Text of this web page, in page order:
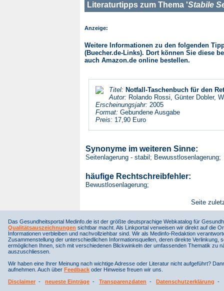
Literaturtipps zum Thema 'Stabile
Anzeige:
Weitere Informationen zu den folgenden
(Buecher.de-Links). Dort können Sie diese
auch Amazon.de online bestellen.
Titel: Notfall-Taschenbuch für den
Autor: Rolando Rossi, Günter Dobler,
Erscheinungsjahr: 2005
Format: Gebundene Ausgabe
Preis: 17,90 Euro
Synonyme im weiteren Sinne:
Seitenlagerung - stabil; Bewusstlosenlagerung;
häufige Rechtschreibfehler:
Bewustlosenlagerung;
Seite
Das Gesundheitsportal Medinfo.de ist der größte deutsprachige Webkatalog für
Qualitätsauszeichnungen sichtbar macht. Als Linkportal verweisen wir direkt auf die
Informationen verbleiben und nachvollziehbar sind. Wir als Medinfo-Redaktion
Zusammenstellung der unterschiedlichen Informationsquellen, deren direkte
ermöglichen Ihnen, sich mit verschiedenen Blickwinkeln der umfassenden Thematik
auszuschliessen.
Wir haben eine Ihrer Meinung nach wichtige Adresse oder Literatur nicht aufgeführt?
aufnehmen. Auch über Feedback oder Hinweise freuen wir uns.
Disclaimer - neueste Einträge - Transparenzdaten - Datenschutzerklärung -